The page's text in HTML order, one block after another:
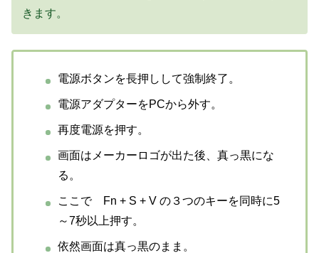
きます。
電源ボタンを長押しして強制終了。
電源アダプターをPCから外す。
再度電源を押す。
画面はメーカーロゴが出た後、真っ黒にな
る。
ここで Fn + S + V の３つのキーを同時に5
～7秒以上押す。
依然画面は真っ黒のまま。